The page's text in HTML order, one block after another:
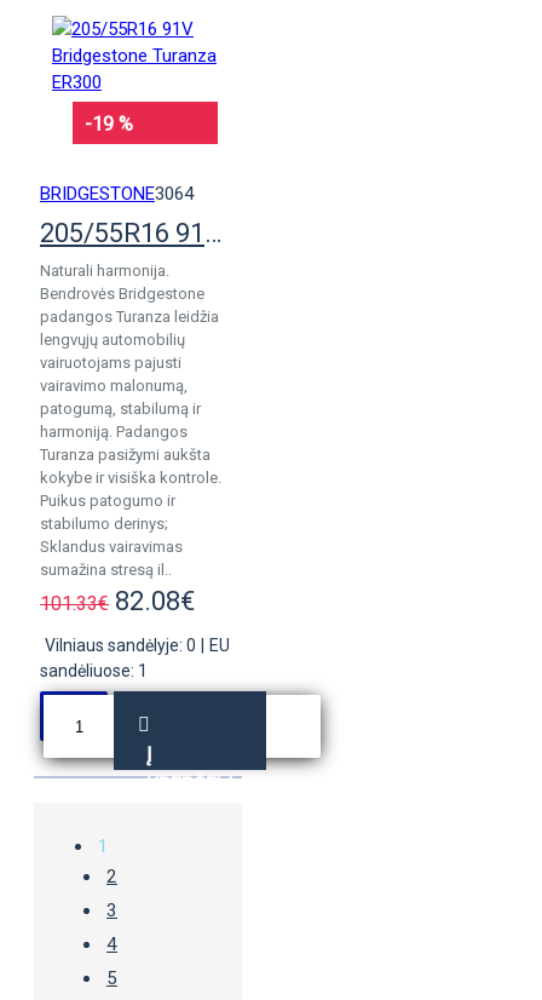
-19 %
BRIDGESTONE3064
205/55R16 91V Bridgestone Turanza ER300
Naturali harmonija.
Bendrovės Bridgestone
padangos Turanza leidžia
lengvųjų automobilių
vairuotojams pajusti
vairavimo malonumą,
patogumą, stabilumą ir
harmoniją. Padangos
Turanza pasižymi aukšta
kokybe ir visiška kontrole.
Puikus patogumo ir
stabilumo derinys;
Sklandus vairavimas
sumažina stresą il..
101.33€ 82.08€
Vilniaus sandėlyje: 0
EU
sandėliuose: 1
Į
KREPŠELĮ
1
2
3
4
5